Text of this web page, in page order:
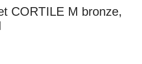
CORTILE M bronze,